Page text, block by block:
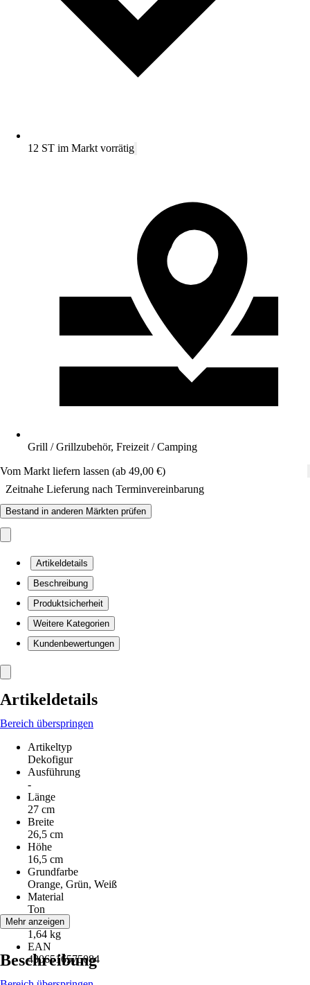
12 ST im Markt vorrätig
Grill / Grillzubehör, Freizeit / Camping
Vom Markt liefern lassen (ab 49,00 €)
Zeitnahe Lieferung nach Terminvereinbarung
Bestand in anderen Märkten prüfen
Artikeldetails
Beschreibung
Produktsicherheit
Weitere Kategorien
Kundenbewertungen
Artikeldetails
Bereich überspringen
Artikeltyp
Dekofigur
Ausführung
-
Länge
27 cm
Breite
26,5 cm
Höhe
16,5 cm
Grundfarbe
Orange, Grün, Weiß
Material
Ton
Gewicht
1,64 kg
EAN
4306516575084
Mehr anzeigen
Beschreibung